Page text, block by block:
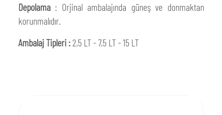
Depolama : Orjinal ambalajında güneş ve donmaktan
korunmalıdır.
Ambalaj Tipleri :2,5 LT - 7,5 LT - 15 LT